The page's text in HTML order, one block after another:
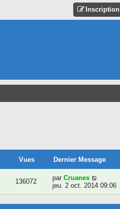
Inscription
Vues Dernier Message
136072 par Cruanes
jeu. 2 oct. 2014 09:06